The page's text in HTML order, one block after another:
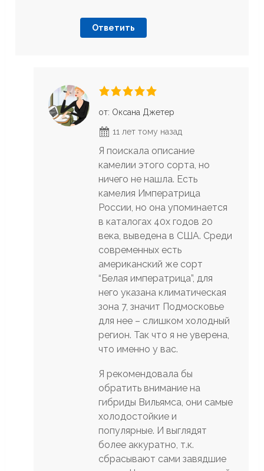
Ответить
от: Оксана Джетер
11 лет тому назад
Я поискала описание
камелии этого сорта, но
ничего не нашла. Есть
камелия Императрица
России, но она упоминается
в каталогах 40х годов 20
века, выведена в США. Среди
современных есть
американский же сорт
“Белая императрица”, для
него указана климатическая
зона 7, значит Подмосковье
для нее – слишком холодный
регион. Так что я не уверена,
что именно у вас.
Я рекомендовала бы
обратить внимание на
гибриды Вильямса, они самые
холодостойкие и
популярные. И выглядят
более аккуратно, т.к.
сбрасывают сами завядшие